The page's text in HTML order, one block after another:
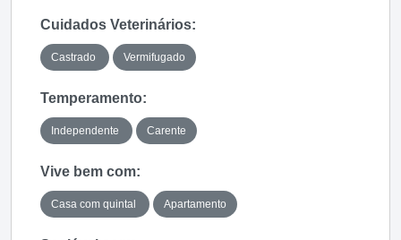
Cuidados Veterinários:
Castrado Vermifugado
Temperamento:
Independente Carente
Vive bem com:
Casa com quintal Apartamento